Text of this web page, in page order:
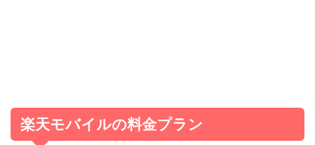
楽天モバイルの料金プラン